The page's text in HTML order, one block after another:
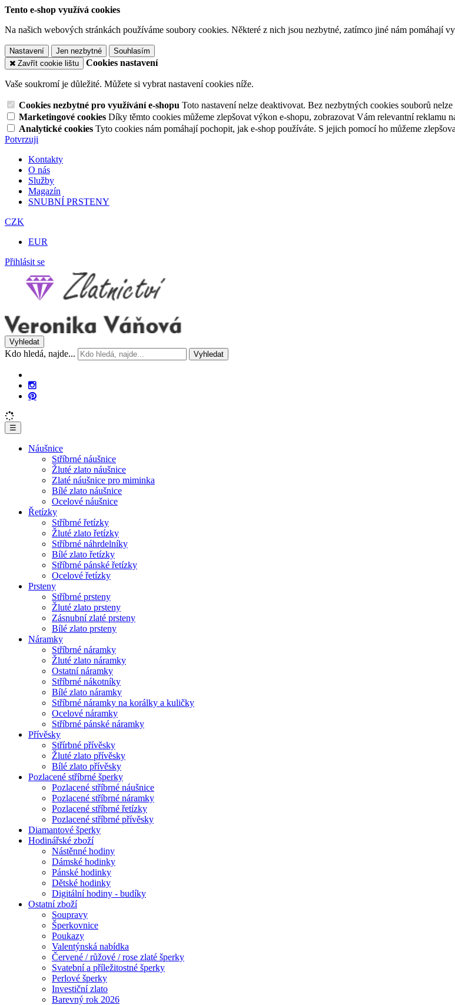
Tento e-shop využívá cookies
Na našich webových stránkách používáme soubory cookies. Některé z nich jsou nezbytné, zatímco jiné nám pomáhají
Nastavení Jen nezbytné
Souhlasím
Zavřít cookie lištu
Cookies nastavení
Vaše soukromí je důležité. Můžete si vybrat nastavení cookies níže.
Cookies nezbytné pro využívání e-shopu Toto nastavení nelze deaktivovat. Bez nezbytných cookies souborů
Marketingové cookies Díky těmto cookies můžeme zlepšovat výkon e-shopu, zobrazovat Vám relevantní reklamu
Analytické cookies Tyto cookies nám pomáhají pochopit, jak e-shop používáte. S jejich pomocí ho můžeme
Potvrzuji
Kontakty
O nás
Služby
Magazín
SNUBNÍ PRSTENY
CZK
EUR
Přihlásit se
Vyhledat
Kdo hledá, najde... Vyhledat
☰
Náušnice
Stříbrné náušnice
Žluté zlato náušnice
Zlaté náušnice pro miminka
Bílé zlato náušnice
Ocelové náušnice
Řetízky
Stříbrné řetízky
Žluté zlato řetízky
Stříbrné náhrdelníky
Bílé zlato řetízky
Stříbrné pánské řetízky
Ocelové řetízky
Prsteny
Stříbrné prsteny
Žluté zlato prsteny
Zásnubní zlaté prsteny
Bílé zlato prsteny
Náramky
Stříbrné náramky
Žluté zlato náramky
Ostatní náramky
Stříbrné nákotníky
Bílé zlato náramky
Stříbrné náramky na korálky a kuličky
Ocelové náramky
Stříbrné pánské náramky
Přívěsky
Střírbné přívěsky
Žluté zlato přívěsky
Bílé zlato přívěsky
Pozlacené stříbrné šperky
Pozlacené stříbrné náušnice
Pozlacené stříbrné náramky
Pozlacené stříbrné řetízky
Pozlacené stříbrné přívěsky
Diamantové šperky
Hodinářské zboží
Nástěnné hodiny
Dámské hodinky
Pánské hodinky
Dětské hodinky
Digitální hodiny - budíky
Ostatní zboží
Soupravy
Šperkovnice
Poukazy
Valentýnská nabídka
Červené / růžové / rose zlaté šperky
Svatební a příležitostné šperky
Perlové šperky
Investiční zlato
Barevný rok 2026